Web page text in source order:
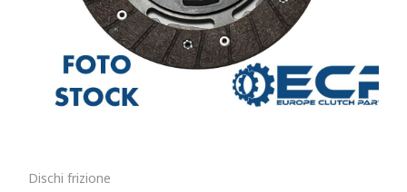
Dischi frizione